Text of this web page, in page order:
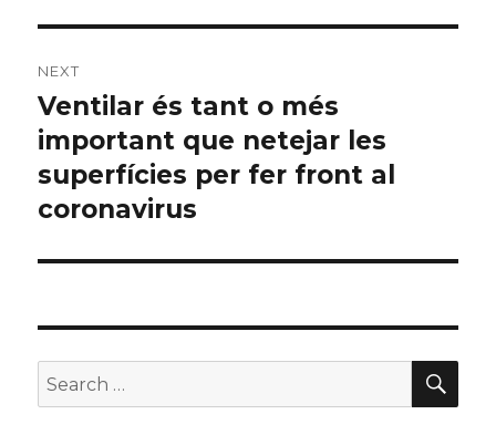
NEXT
Next
post:
Ventilar és tant o més
important que netejar les
superfícies per fer front al
coronavirus
Search
for: